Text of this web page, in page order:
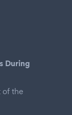
During
of the